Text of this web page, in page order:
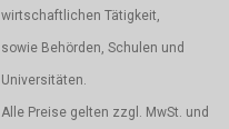
wirtschaftlichen Tätigkeit,
sowie Behörden, Schulen und
Universitäten.
Alle Preise gelten zzgl. MwSt. und